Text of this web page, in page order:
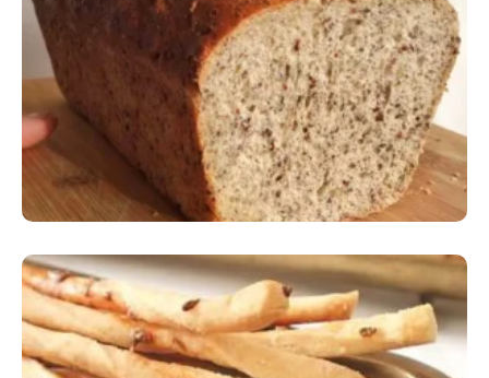
Comer Bem: Pão Low Carb
Comer Bem: Palitinhos De Cebola E Salsa